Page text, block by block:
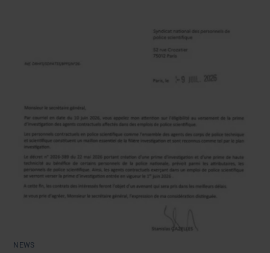
NEWS